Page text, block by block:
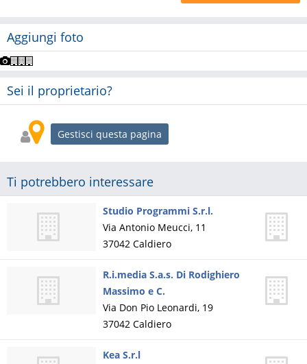
Aggiungi foto
Sei il proprietario?
Gestisci questa pagina
Ti potrebbero interessare
Studio Programmi S.r.l.
Via Antonio Meucci, 11
37042 Caldiero
R.i.media S.a.s. Di Rodighiero
Massimo e C.
Via Don Pio Leonardi, 19
37042 Caldiero
Kea S.r.l